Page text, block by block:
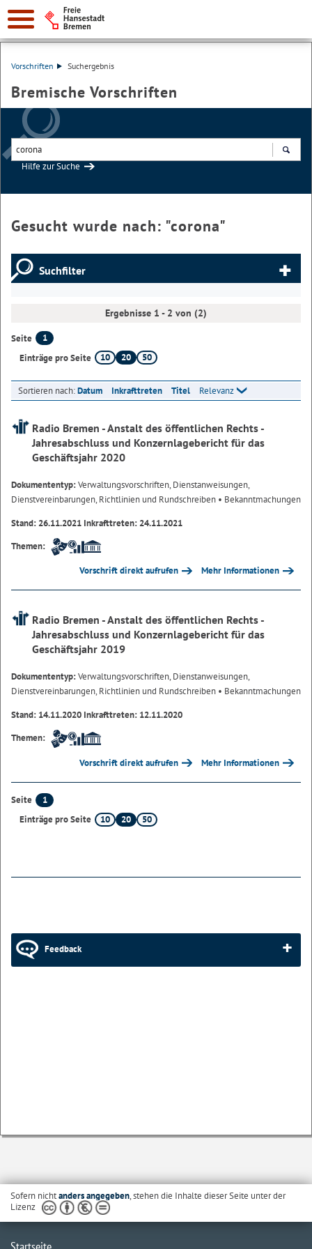
Vorschriften Suchergebnis
Bremische Vorschriften
Hilfe zur Suche
Gesucht wurde nach: "corona"
Suchfilter
Ergebnisse 1 - 2 von (2)
Seite
1
Einträge pro Seite
10 20 50
Sortieren nach:Datum Inkrafttreten Titel Relevanz
Radio Bremen - Anstalt des öffentlichen Rechts -
Jahresabschluss und Konzernlagebericht für das
Geschäftsjahr 2020
Dokumententyp:Verwaltungsvorschriften, Dienstanweisungen,
Dienstvereinbarungen, Richtlinien und Rundschreiben • Bekanntmachungen
Stand: 26.11.2021 Inkrafttreten: 24.11.2021
Themen:
Vorschrift direkt aufrufen Mehr Informationen
Radio Bremen - Anstalt des öffentlichen Rechts -
Jahresabschluss und Konzernlagebericht für das
Geschäftsjahr 2019
Dokumententyp:Verwaltungsvorschriften, Dienstanweisungen,
Dienstvereinbarungen, Richtlinien und Rundschreiben • Bekanntmachungen
Stand: 14.11.2020 Inkrafttreten: 12.11.2020
Themen:
Vorschrift direkt aufrufen Mehr Informationen
Seite
1
Einträge pro Seite
10 20 50
Feedback
Sofern nichtanders angegeben, stehen die Inhalte dieser Seite unter der
Lizenz